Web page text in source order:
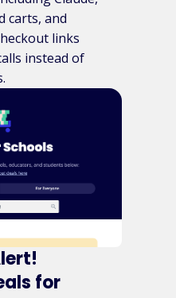
carts, and
links
instead of
for